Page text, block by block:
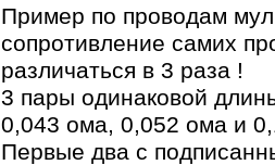
Пример по проводам
сопротивление самих
различаться в 3 раза !
3 пары одинаковой
0,043 ома, 0,052 ома и
Первые два с